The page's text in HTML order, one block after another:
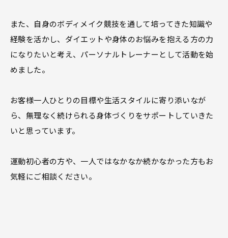
また、自身のボディメイク競技を通して培ってきた知識や
経験を活かし、ダイエットや身体のお悩みを抱える方の力
になりたいと考え、パーソナルトレーナーとして活動を始
めました。
お客様一人ひとりの目標や生活スタイルに寄り添いなが
ら、無理なく続けられる身体づくりをサポートしていきた
いと思っています。
運動初心者の方や、一人ではなかなか続かなかった方もお
気軽にご相談ください。